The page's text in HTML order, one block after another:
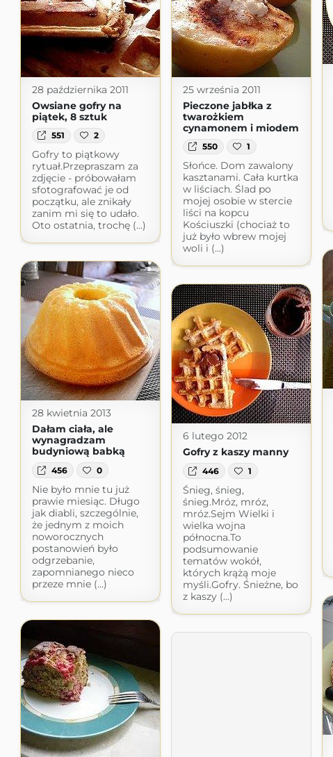
28 października 2011
Owsiane gofry na
piątek, 8 sztuk
551 2
Gofry to piątkowy
rytuał.Przepraszam za
zdjęcie - próbowałam
sfotografować je od
początku, ale znikały
zanim mi się to udało.
Oto ostatnia, trochę (...)
25 września 2011
Pieczone jabłka z
twarożkiem
cynamonem i miodem
550 1
Słońce. Dom zawalony
kasztanami. Cała kurtka
w liściach. Ślad po
mojej osobie w stercie
liści na kopcu
Kościuszki (chociaż to
już było wbrew mojej
woli i (...)
28 kwietnia 2013
Dałam ciała, ale
wynagradzam
budyniową babką
456 0
Nie było mnie tu już
prawie miesiąc. Długo
jak diabli, szczególnie,
że jednym z moich
noworocznych
postanowień było
odgrzebanie,
zapomnianego nieco
przeze mnie (...)
6 lutego 2012
Gofry z kaszy manny
446 1
Śnieg, śnieg,
śnieg.Mróz, mróz,
mróz.Sejm Wielki i
wielka wojna
północna.To
podsumowanie
tematów wokół,
których krążą moje
myśli.Gofry. Śnieżne, bo
z kaszy (...)